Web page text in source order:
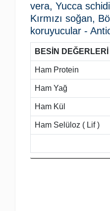
vera, Yucca
Kırmızı soğan,
koruyucular -
BESİN DEĞERLERİ
Ham Protein
Ham Yağ
Ham Kül
Ham Selüloz ( Lif )